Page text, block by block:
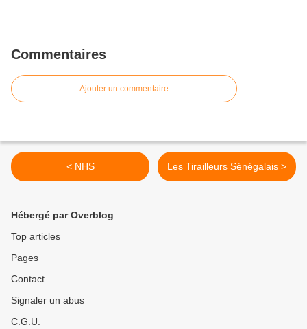
Commentaires
Ajouter un commentaire
< NHS Les Tirailleurs Sénégalais >
Hébergé par Overblog
Top articles
Pages
Contact
Signaler un abus
C.G.U.